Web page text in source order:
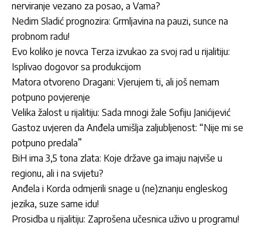
nerviranje vezano za posao, a Vama?
Nedim Sladić prognozira: Grmljavina na pauzi, sunce na
probnom radu!
Evo koliko je novca Terza izvukao za svoj rad u rijalitiju:
Isplivao dogovor sa produkcijom
Matora otvoreno Dragani: Vjerujem ti, ali još nemam
potpuno povjerenje
Velika žalost u rijalitiju: Sada mnogi žale Sofiju Janićijević
Gastoz uvjeren da Anđela umišlja zaljubljenost: “Nije mi se
potpuno predala”
BiH ima 3,5 tona zlata: Koje države ga imaju najviše u
regionu, ali i na svijetu?
Anđela i Korda odmjerili snage u (ne)znanju engleskog
jezika, suze same idu!
Prosidba u rijalitiju: Zaprošena učesnica uživo u programu!